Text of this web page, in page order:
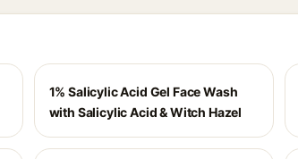
1% Salicylic Acid Gel Face Wash
with Salicylic Acid & Witch Hazel